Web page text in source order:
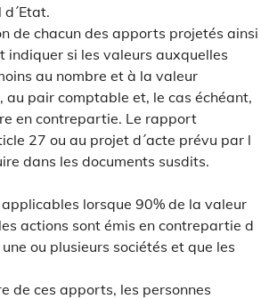
de chacun des apports projetés ainsi
indiquer si les valeurs auxquelles
au nombre et à la valeur
pair comptable et, le cas échéant,
en contrepartie. Le rapport
27 ou au projet d´acte prévu par l
dans les documents susdits.
lorsque 90% de la valeur
actions sont émis en contrepartie d
ou plusieurs sociétés et que les
de ces apports, les personnes